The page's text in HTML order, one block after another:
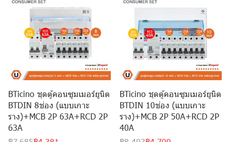
BTicino ชุดตู้คอนซูมเมอร์ยูนิต
BTDIN 8ช่อง (แบบเกาะ
ราง)+MCB 2P 63A+RCD 2P
63A
BTicino ชุดตู้คอนซูมเมอร์ยูนิต
BTDIN 10ช่อง (แบบเกาะ
ราง)+MCB 2P 50A+RCD 2P
40A